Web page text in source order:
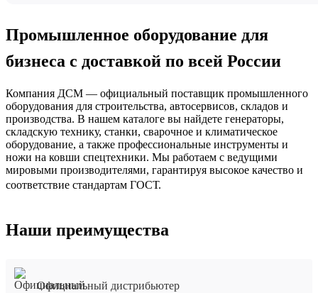
Промышленное оборудование для
бизнеса с доставкой по всей России
Компания ДСМ — официальный поставщик промышленного
оборудования для строительства, автосервисов, складов и
производства. В нашем каталоге вы найдете генераторы,
складскую технику, станки, сварочное и климатическое
оборудование, а также профессиональные инструменты и
ножи на ковши спецтехники. Мы работаем с ведущими
мировыми производителями, гарантируя высокое качество и
соответствие стандартам ГОСТ.
Наши преимущества
Официальный дистрибьютер